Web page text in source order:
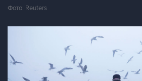
Фото: Reuters